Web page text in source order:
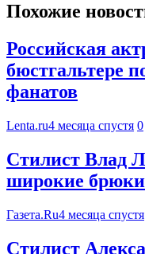
Похожие
Российская
бюстгальтере
фанатов
Lenta.ru4 месяца спустя 0
Стилист Влад
широкие брюки
Газета.Ru4 месяца спустя
Стилист